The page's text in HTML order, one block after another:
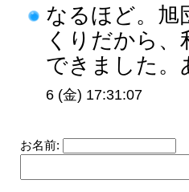
なるほど。旭
くりだから
できました
6 (金) 17:31:07
お名前: